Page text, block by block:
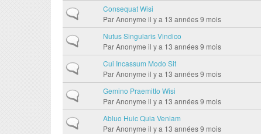
Sujet normalConsequat Wisi
ParAnonyme il y a 13 années 9 mois
Sujet normalNutus Singularis Vindico
ParAnonyme il y a 13 années 9 mois
Sujet normalCui Incassum Modo Sit
ParAnonyme il y a 13 années 9 mois
Sujet normalGemino Praemitto Wisi
ParAnonyme il y a 13 années 9 mois
Sujet normalAbluo Huic Quia Veniam
ParAnonyme il y a 13 années 9 mois